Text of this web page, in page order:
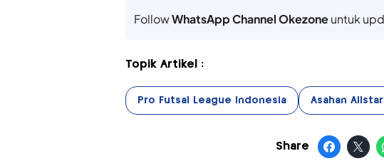
FollowWhatsApp Channel Okezoneuntuk
Topik Artikel :
Pro Futsal League Indonesia Asahan
Share